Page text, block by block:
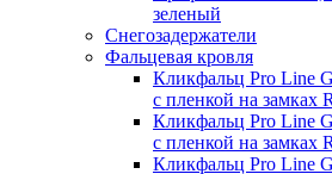
зеленый
Снегозадержатели
Фальцевая кровля
Кликфальц Pro Line
с пленкой на замках
Кликфальц Pro Line
с пленкой на замках
Кликфальц Pro Line